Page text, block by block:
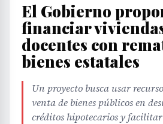
El Gobierno
financiar
docentes con
bienes estatales
Un proyecto busca usar
venta de bienes públicos en
créditos hipotecarios y